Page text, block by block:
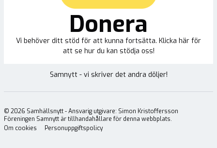
Donera
Vi behöver ditt stöd för att kunna fortsätta. Klicka här för
att se hur du kan stödja oss!
Samnytt - vi skriver det andra döljer!
© 2026 Samhällsnytt - Ansvarig utgivare: Simon Kristoffersson
Föreningen Samnytt är tillhandahållare för denna webbplats.
Om cookies
Personuppgiftspolicy